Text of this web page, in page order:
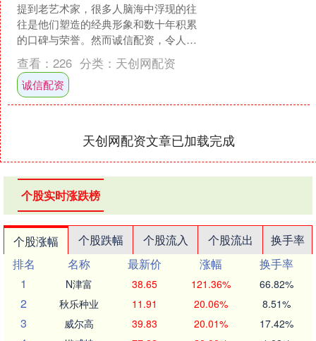
提到老艺术家，很多人脑海中浮现的往
往是他们塑造的经典形象和数十年积累
的口碑与荣誉。然而诚信配资，令人痛
心的是，某些人年纪渐长却迷失了自
我，他们一方面精打细算，利....
查看： 226 分类： 天创网配资
诚信配资
天创网配资文章已加载完成
个股实时涨跌榜
个股涨幅 个股跌幅 个股流入 个股流出
换手率
排名
名称 最新价 涨幅
换手率
1
N津富 38.65 121.36% 66.82%
2 秋乐种业 11.91 20.06% 8.51%
3 威尔高 39.83 20.01% 17.42%